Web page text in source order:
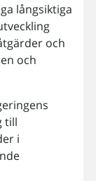
långsiktiga
och
och
till
i